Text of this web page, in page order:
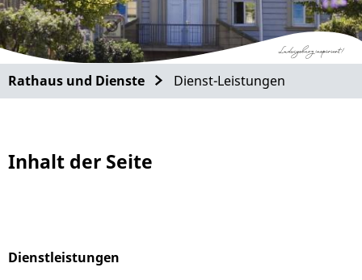
Rathaus und Dienste Dienst-Leistungen
Inhalt der Seite
Dienstleistungen